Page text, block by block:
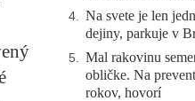
4. Na svete je len
dejiny, parkuje v
5. Mal rakovinu
obličke. Na
rokov, hovorí